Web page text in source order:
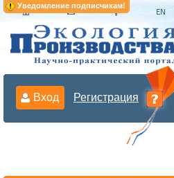
Уведомление подписчикам!
Вход Регистрация